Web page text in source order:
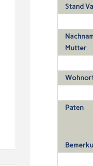
Stand
Mutter
Paten